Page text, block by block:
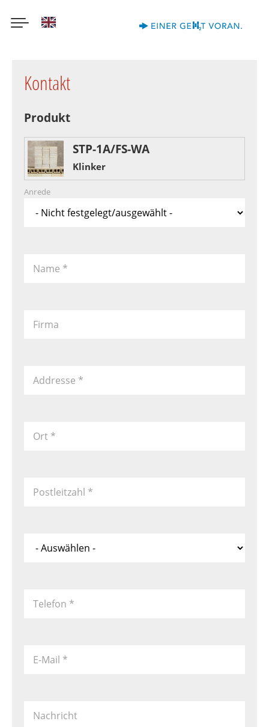
Kontakt
Produkt
STP-1A/FS-WA
Klinker
Anrede
Name *
Firma
Addresse *
Ort *
Postleitzahl *
Telefon *
E-Mail *
Nachricht